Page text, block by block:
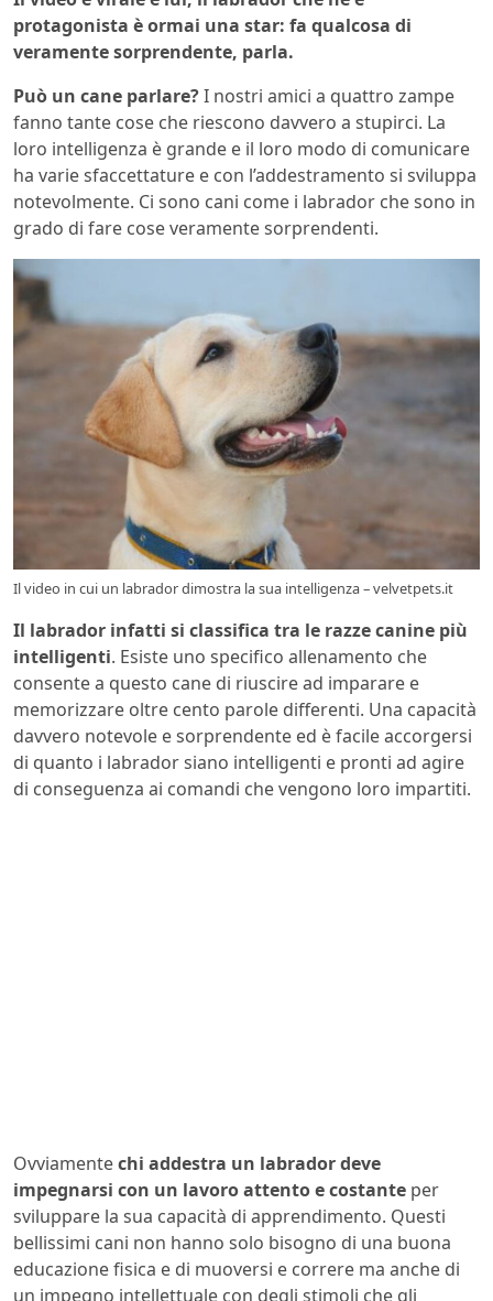
protagonista è ormai una star: fa qualcosa di
veramente sorprendente, parla.
Può un cane parlare?I nostri amici a quattro zampe
fanno tante cose che riescono davvero a stupirci. La
loro intelligenza è grande e il loro modo di comunicare
ha varie sfaccettature e con l’addestramento si sviluppa
notevolmente. Ci sono cani come i labrador che sono in
grado di fare cose veramente sorprendenti.
Il video in cui un labrador dimostra la sua intelligenza – velvetpets.it
Il labrador infatti si classifica tra le razze canine più
intelligenti. Esiste uno specifico allenamento che
consente a questo cane di riuscire ad imparare e
memorizzare oltre cento parole differenti. Una capacità
davvero notevole e sorprendente ed è facile accorgersi
di quanto i labrador siano intelligenti e pronti ad agire
di conseguenza ai comandi che vengono loro impartiti.
Ovviamentechi addestra un labrador deve
impegnarsi con un lavoro attento e costante per
sviluppare la sua capacità di apprendimento. Questi
bellissimi cani non hanno solo bisogno di una buona
educazione fisica e di muoversi e correre ma anche di
un impegno intellettuale con degli stimoli che gli